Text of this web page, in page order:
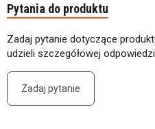
Pytania do produktu
Zadaj pytanie dotyczące
udzieli szczegółowej
Zadaj pytanie